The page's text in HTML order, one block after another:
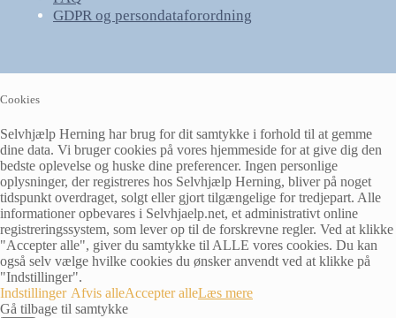
GDPR og persondataforordning
Cookies
Selvhjælp Herning har brug for dit samtykke i forhold til at gemme
dine data. Vi bruger cookies på vores hjemmeside for at give dig den
bedste oplevelse og huske dine preferencer. Ingen personlige
oplysninger, der registreres hos Selvhjælp Herning, bliver på noget
tidspunkt overdraget, solgt eller gjort tilgængelige for tredjepart. Alle
informationer opbevares i Selvhjaelp.net, et administrativt online
registreringssystem, som lever op til de forskrevne regler. Ved at klikke
"Accepter alle", giver du samtykke til ALLE vores cookies. Du kan
også selv vælge hvilke cookies du ønsker anvendt ved at klikke på
"Indstillinger".
Indstillinger Afvis alleAccepter alleLæs mere
Gå tilbage til samtykke